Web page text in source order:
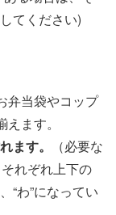
てください)
弁当袋やコップ
ます。
ます。
（必要な
れぞれ上下の
“わ”になってい